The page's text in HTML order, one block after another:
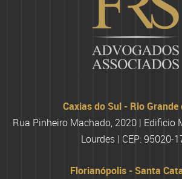
Caxias do Sul - Rio Grande
Rua Pinheiro Machado, 2020 | Edificio
Lourdes | CEP: 95020-
Florianópolis - Santa